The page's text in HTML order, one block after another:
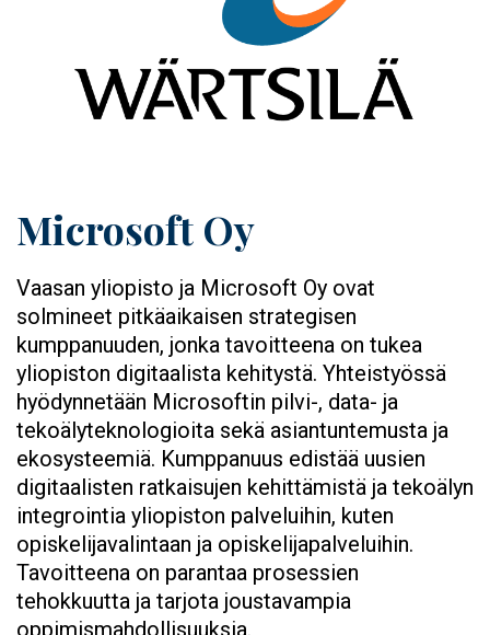
Microsoft Oy
Vaasan yliopisto ja Microsoft Oy ovat
solmineet pitkäaikaisen strategisen
kumppanuuden, jonka tavoitteena on tukea
yliopiston digitaalista kehitystä. Yhteistyössä
hyödynnetään Microsoftin pilvi-, data- ja
tekoälyteknologioita sekä asiantuntemusta ja
ekosysteemiä. Kumppanuus edistää uusien
digitaalisten ratkaisujen kehittämistä ja tekoälyn
integrointia yliopiston palveluihin, kuten
opiskelijavalintaan ja opiskelijapalveluihin.
Tavoitteena on parantaa prosessien
tehokkuutta ja tarjota joustavampia
oppimismahdollisuuksia.